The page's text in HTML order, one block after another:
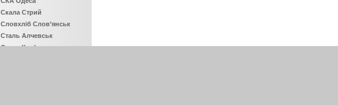
Скала Стрий
Словхліб Слов’янськ
Сталь Алчевськ
Сталь Кам’янське